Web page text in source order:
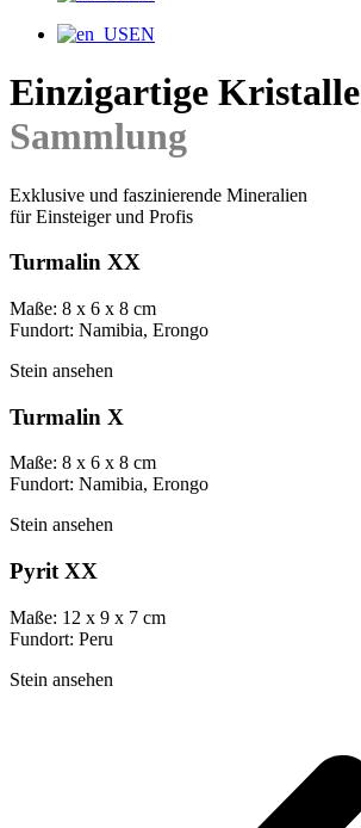
EN
Einzigartige Kristalle
Sammlung
Exklusive und faszinierende Mineralien
für Einsteiger und Profis
Turmalin XX
Maße: 8 x 6 x 8 cm
Fundort: Namibia, Erongo
Stein ansehen
Turmalin X
Maße: 8 x 6 x 8 cm
Fundort: Namibia, Erongo
Stein ansehen
Pyrit XX
Maße: 12 x 9 x 7 cm
Fundort: Peru
Stein ansehen